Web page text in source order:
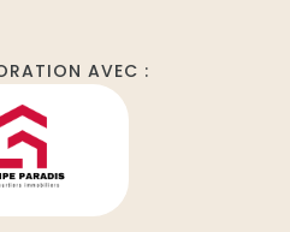
AVEC :